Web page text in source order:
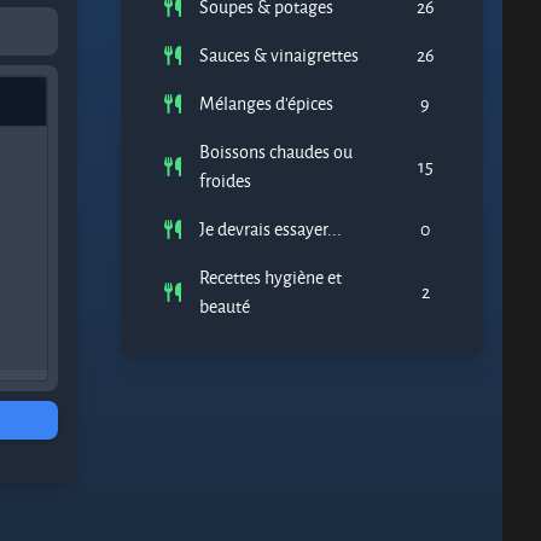
Soupes & potages
26
Sauces & vinaigrettes
26
Mélanges d'épices
9
Boissons chaudes ou
froides
15
Je devrais essayer...
0
Recettes hygiène et
beauté
2